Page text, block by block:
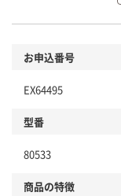
本体
仕組
お申込番号
EX64495
型番
80533
商品の特徴